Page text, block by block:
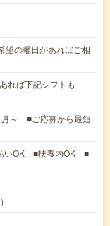
望の曜日があればご相
れば下記シフトも
月～ ■ご応募から最短
いOK ■扶養内OK ■